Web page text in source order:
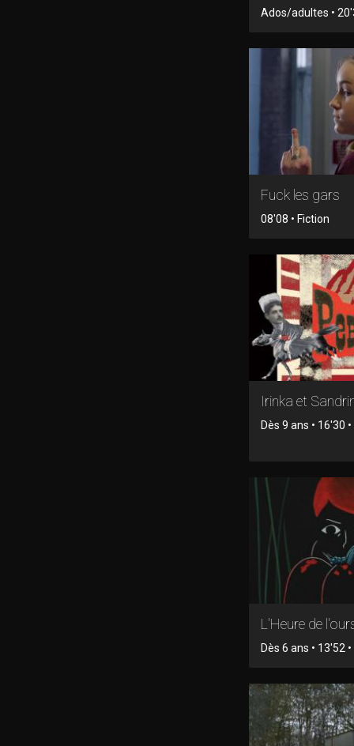
Ados/adultes •
Fuck les gars
08'08 • Fiction
Irinka et
Dès 9 ans • 16'30
L'Heure de
Dès 6 ans • 13'52